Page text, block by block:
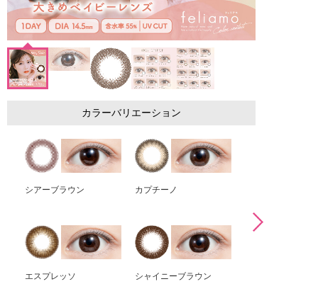
カラーバリエーション
シアーブラウン カプチーノ
エスプレッソ シャイニーブラウン